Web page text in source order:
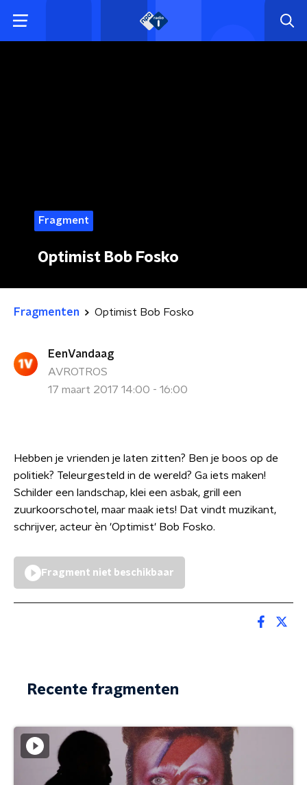
Fragment
Optimist Bob Fosko
Fragmenten Optimist Bob Fosko
EenVandaag
AVROTROS
17 maart 2017 14:00 - 16:00
Hebben je vrienden je laten zitten? Ben je boos op de
politiek? Teleurgesteld in de wereld? Ga iets maken!
Schilder een landschap, klei een asbak, grill een
zuurkoorschotel, maar maak iets! Dat vindt muzikant,
schrijver, acteur èn 'Optimist' Bob Fosko.
Fragment niet beschikbaar
Recente fragmenten